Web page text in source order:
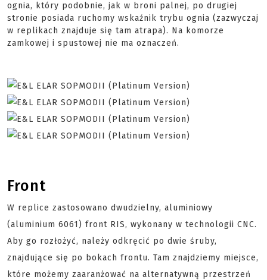
ognia, który podobnie, jak w broni palnej, po drugiej
stronie posiada ruchomy wskaźnik trybu ognia (zazwyczaj
w replikach znajduje się tam atrapa). Na komorze
zamkowej i spustowej nie ma oznaczeń.
Front
W replice zastosowano dwudzielny, aluminiowy
(aluminium 6061) front RIS, wykonany w technologii CNC.
Aby go rozłożyć, należy odkręcić po dwie śruby,
znajdujące się po bokach frontu. Tam znajdziemy miejsce,
które możemy zaaranżować na alternatywną przestrzeń